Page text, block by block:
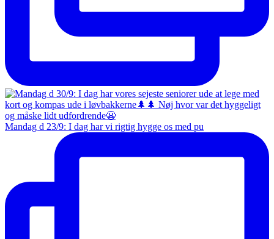
Mandag d 23/9: I dag har vi rigtig hygge os med pu